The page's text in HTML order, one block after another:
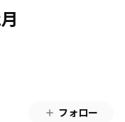
フォロー